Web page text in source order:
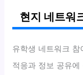
현지 네트워
유학생 네트워크
적응과 정보 공유